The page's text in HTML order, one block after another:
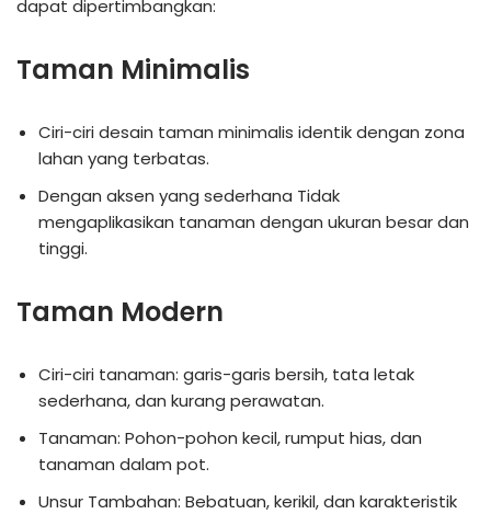
dapat dipertimbangkan:
Taman Minimalis
Ciri-ciri desain taman minimalis identik dengan zona
lahan yang terbatas.
Dengan aksen yang sederhana Tidak
mengaplikasikan tanaman dengan ukuran besar dan
tinggi.
Taman Modern
Ciri-ciri tanaman: garis-garis bersih, tata letak
sederhana, dan kurang perawatan.
Tanaman: Pohon-pohon kecil, rumput hias, dan
tanaman dalam pot.
Unsur Tambahan: Bebatuan, kerikil, dan karakteristik